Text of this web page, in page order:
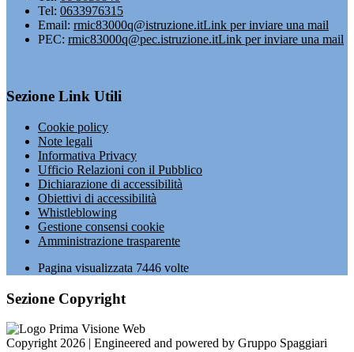
Tel: 0633976315
Email: rmic83000q@istruzione.itLink per inviare una mail
PEC: rmic83000q@pec.istruzione.itLink per inviare una mail
Sezione Link Utili
Cookie policy
Note legali
Informativa Privacy
Ufficio Relazioni con il Pubblico
Dichiarazione di accessibilità
Obiettivi di accessibilità
Whistleblowing
Gestione consensi cookie
Amministrazione trasparente
Pagina visualizzata 7446 volte
Sezione Copyright
Copyright 2026 | Engineered and powered by Gruppo Spaggiari